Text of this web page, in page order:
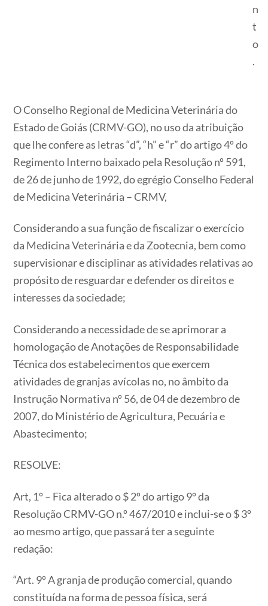
n
t
o
.
O Conselho Regional de Medicina Veterinária do
Estado de Goiás (CRMV-GO), no uso da atribuição
que lhe confere as letras “d”, “h” e “r” do artigo 4º do
Regimento Interno baixado pela Resolução nº 591,
de 26 de junho de 1992, do egrégio Conselho Federal
de Medicina Veterinária – CRMV,
Considerando a sua função de fiscalizar o exercício
da Medicina Veterinária e da Zootecnia, bem como
supervisionar e disciplinar as atividades relativas ao
propósito de resguardar e defender os direitos e
interesses da sociedade;
Considerando a necessidade de se aprimorar a
homologação de Anotações de Responsabilidade
Técnica dos estabelecimentos que exercem
atividades de granjas avícolas no, no âmbito da
Instrução Normativa nº 56, de 04 de dezembro de
2007, do Ministério de Agricultura, Pecuária e
Abastecimento;
RESOLVE:
Art, 1º – Fica alterado o $ 2º do artigo 9º da
Resolução CRMV-GO n.º 467/2010 e inclui-se o $ 3º
ao mesmo artigo, que passará ter a seguinte
redação:
“Art. 9º A granja de produção comercial, quando
constituída na forma de pessoa física, será